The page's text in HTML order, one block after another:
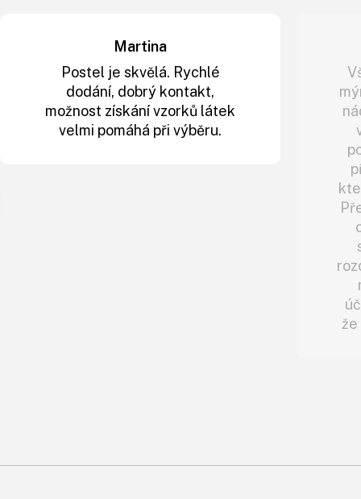
Martina
Postel je skvělá. Rychlé
dodání, dobrý kontakt,
možnost získání vzorků látek
velmi pomáhá při výběru.
že